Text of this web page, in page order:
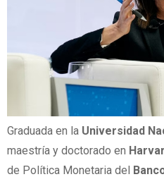
Graduada en la Universidad
maestría y doctorado en
de Política Monetaria del